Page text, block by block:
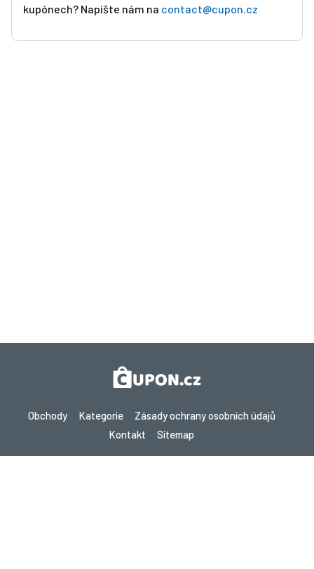
kupónech? Napište nám na contact@cupon.cz
Obchody Kategorie
Zásady ochrany osobních údajů
Kontakt
Sitemap